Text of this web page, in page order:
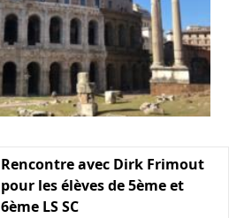
Rencontre avec Dirk Frimout
pour les élèves de 5ème et
6ème LS SC